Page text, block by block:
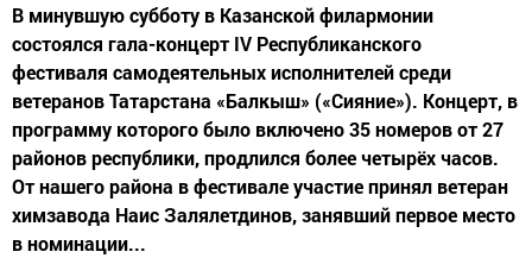
В минувшую субботу в Казанской филармонии
состоялся гала-концерт IV Республиканского
фестиваля самодеятельных исполнителей среди
ветеранов Татарстана «Балкыш» («Сияние»). Концерт, в
программу которого было включено 35 номеров от 27
районов республики, продлился более четырёх часов.
От нашего района в фестивале участие принял ветеран
химзавода Наис Залялетдинов, занявший первое место
в номинации...